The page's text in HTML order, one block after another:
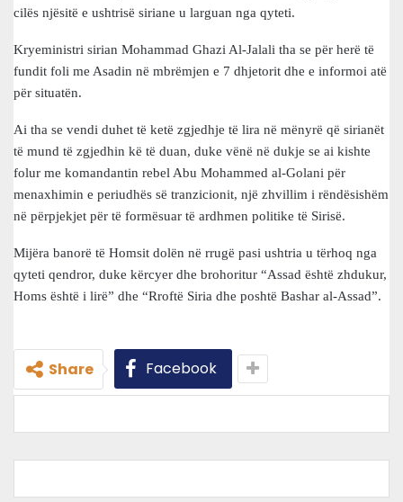
cilës njësitë e ushtrisë siriane u larguan nga qyteti.
Kryeministri sirian Mohammad Ghazi Al-Jalali tha se për herë të
fundit foli me Asadin në mbrëmjen e 7 dhjetorit dhe e informoi atë
për situatën.
Ai tha se vendi duhet të ketë zgjedhje të lira në mënyrë që sirianët
të mund të zgjedhin kë të duan, duke vënë në dukje se ai kishte
folur me komandantin rebel Abu Mohammed al-Golani për
menaxhimin e periudhës së tranzicionit, një zhvillim i rëndësishëm
në përpjekjet për të formësuar të ardhmen politike të Sirisë.
Mijëra banorë të Homsit dolën në rrugë pasi ushtria u tërhoq nga
qyteti qendror, duke kërcyer dhe brohoritur “Assad është zhdukur,
Homs është i lirë” dhe “Rroftë Siria dhe poshtë Bashar al-Assad”.
Share Facebook